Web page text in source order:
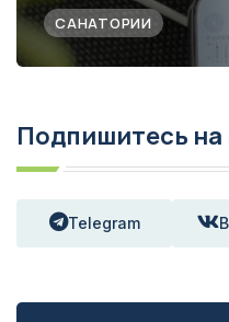
САНАТОРИИ
Подпишитесь на
Telegram